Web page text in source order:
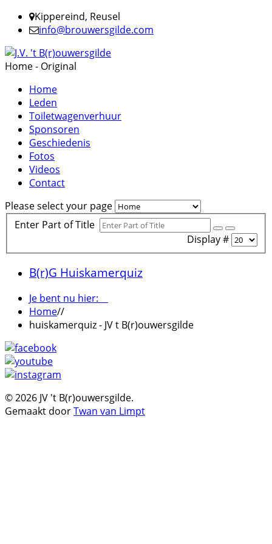
Kippereind, Reusel
info@brouwersgilde.com
Home - Original
Home
Leden
Toiletwagenverhuur
Sponsoren
Geschiedenis
Fotos
Videos
Contact
Please select your page
Enter Part of Title
Display #
B(r)G Huiskamerquiz
Je bent nu hier:
Home//
huiskamerquiz - JV t B(r)ouwersgilde
© 2026 JV 't B(r)ouwersgilde.
Gemaakt doorTwan van Limpt